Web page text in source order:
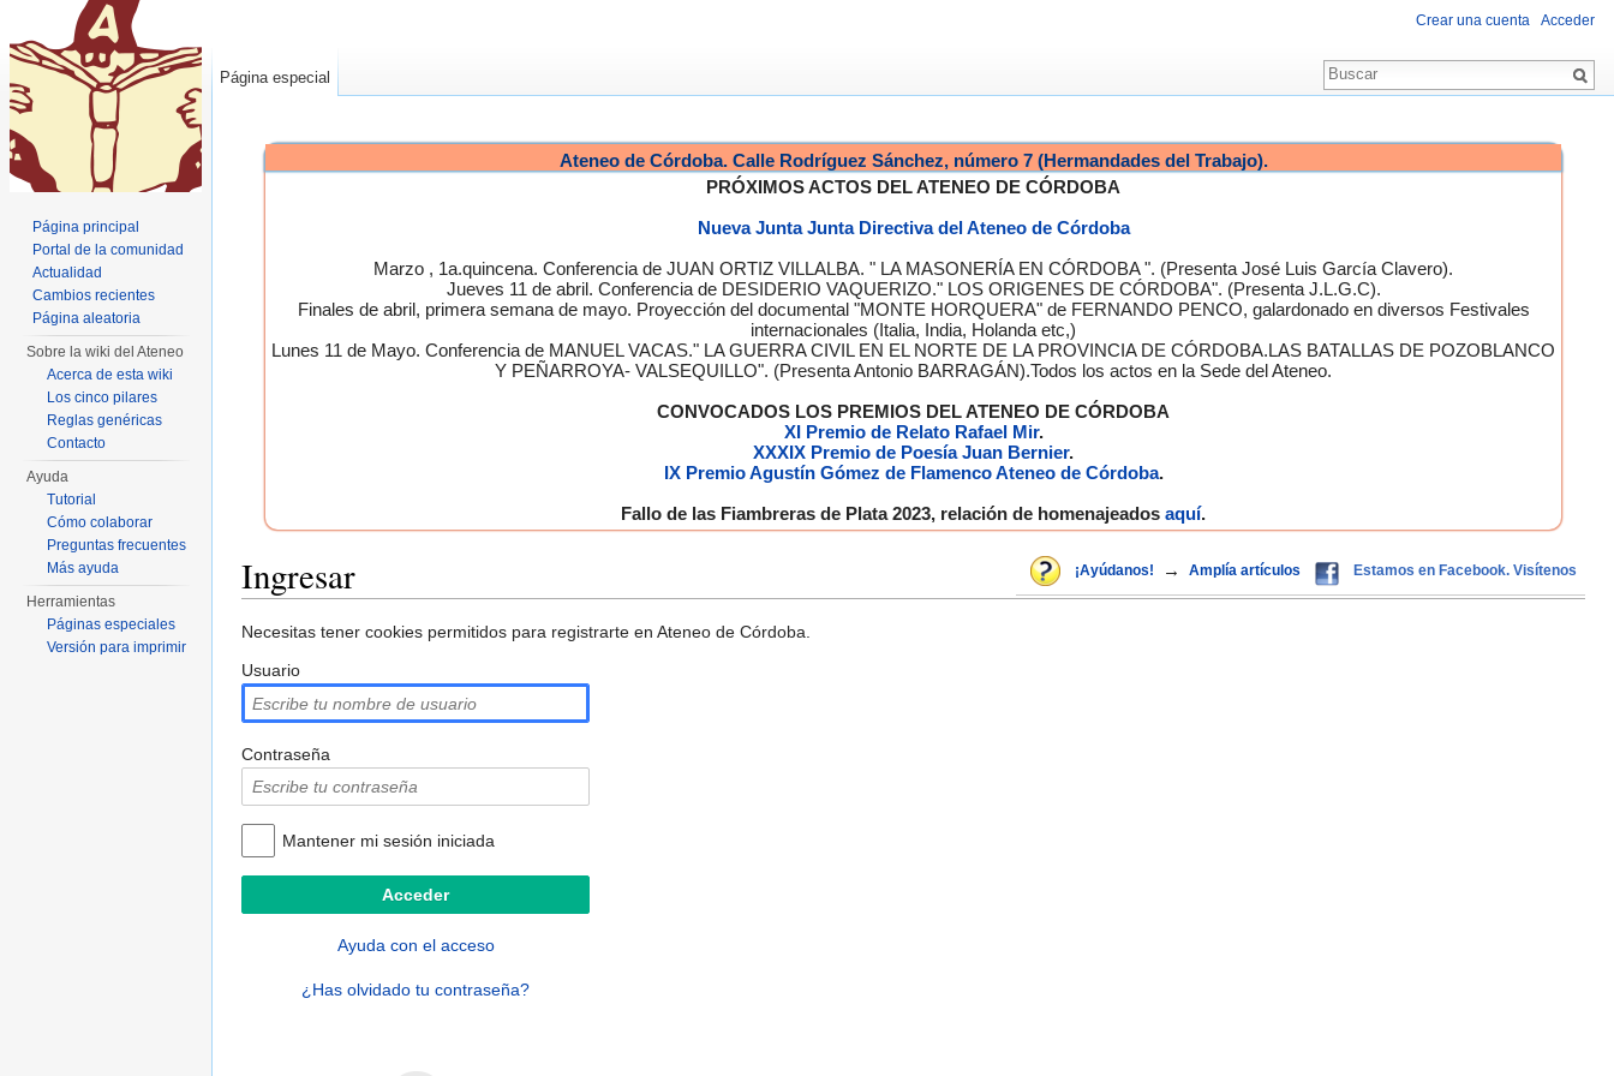
Ateneo de Córdoba. Calle Rodríguez Sánchez, número 7 (Hermandades del Trabajo).
PRÓXIMOS ACTOS DEL ATENEO DE CÓRDOBA
Nueva Junta Junta Directiva del Ateneo de Córdoba
Marzo , 1a.quincena. Conferencia de JUAN ORTIZ VILLALBA. " LA MASONERÍA EN CÓRDOBA ". (Presenta José Luis García Clavero).
Jueves 11 de abril. Conferencia de DESIDERIO VAQUERIZO." LOS ORIGENES DE CÓRDOBA". (Presenta J.L.G.C).
Finales de abril, primera semana de mayo. Proyección del documental "MONTE HORQUERA" de FERNANDO PENCO, galardonado en diversos Festivales
internacionales (Italia, India, Holanda etc,)
Lunes 11 de Mayo. Conferencia de MANUEL VACAS." LA GUERRA CIVIL EN EL NORTE DE LA PROVINCIA DE CÓRDOBA.LAS BATALLAS DE POZOBLANCO
Y PEÑARROYA- VALSEQUILLO". (Presenta Antonio BARRAGÁN).Todos los actos en la Sede del Ateneo.
CONVOCADOS LOS PREMIOS DEL ATENEO DE CÓRDOBA
XI Premio de Relato Rafael Mir.
XXXIX Premio de Poesía Juan Bernier.
IX Premio Agustín Gómez de Flamenco Ateneo de Córdoba.
Fallo de las Fiambreras de Plata 2023, relación de homenajeados aquí.
¡Ayúdanos! → Amplía artículos Estamos en Facebook. Visítenos
Ingresar
Necesitas tener cookies permitidos para registrarte en Ateneo de Córdoba.
Usuario
Contraseña
Mantener mi sesión iniciada
Ayuda con el acceso
¿Has olvidado tu contraseña?
Crear una cuenta Acceder
Página especial
Página principal
Portal de la comunidad
Actualidad
Cambios recientes
Página aleatoria
Sobre la wiki del Ateneo
Acerca de esta wiki
Los cinco pilares
Reglas genéricas
Contacto
Ayuda
Tutorial
Cómo colaborar
Preguntas frecuentes
Más ayuda
Herramientas
Páginas especiales
Versión para imprimir